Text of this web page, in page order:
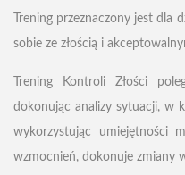
Trening przeznaczony jest dla
sobie ze złością i
Trening Kontroli Złości
dokonując analizy sytuacji, w
wykorzystując umiejętności
wzmocnień, dokonuje zmiany